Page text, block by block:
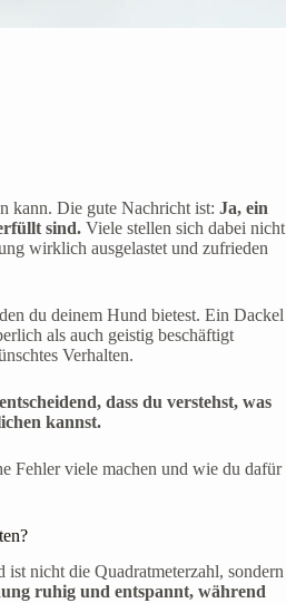
kann. Die gute Nachricht ist: Ja, ein
sind. Viele stellen sich dabei nicht
wirklich ausgelastet und zufrieden
du deinem Hund bietest. Ein Dackel
als auch geistig beschäftigt
Verhalten.
dass du verstehst, was
kannst.
Fehler viele machen und wie du dafür
nicht die Quadratmeterzahl, sondern
ruhig und entspannt, während